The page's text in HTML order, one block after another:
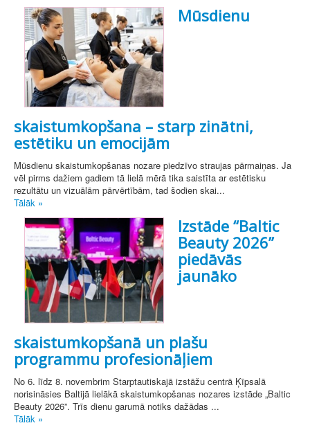
Mūsdienu
skaistumkopšana – starp zinātni,
estētiku un emocijām
Mūsdienu skaistumkopšanas nozare piedzīvo straujas pārmaiņas. Ja
vēl pirms dažiem gadiem tā lielā mērā tika saistīta ar estētisku
rezultātu un vizuālām pārvērtībām, tad šodien skai...
Tālāk »
Izstāde “Baltic
Beauty 2026”
piedāvās
jaunāko
skaistumkopšanā un plašu
programmu profesionāļiem
No 6. līdz 8. novembrim Starptautiskajā izstāžu centrā Ķīpsalā
norisināsies Baltijā lielākā skaistumkopšanas nozares izstāde „Baltic
Beauty 2026”. Trīs dienu garumā notiks dažādas ...
Tālāk »